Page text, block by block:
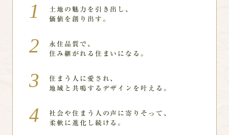
土地の魅力を引き出し、
価値を創り出す。
永住品質で、
住み継がれる住まいになる。
住まう人に愛され、
地域と共鳴するデザインを叶える。
社会や住まう人の声に寄りそって、
柔軟に進化し続ける。